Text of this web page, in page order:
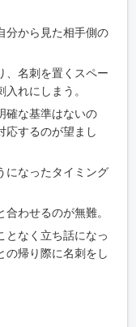
分から見た相手側の
、名刺を置くスペー
れにしまう。
確な基準はないの
応するのが望まし
になったタイミング
わせるのが無難。
となく立ち話になっ
の帰り際に名刺をし